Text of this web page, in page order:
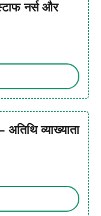
नर्स और
व्याख्याता